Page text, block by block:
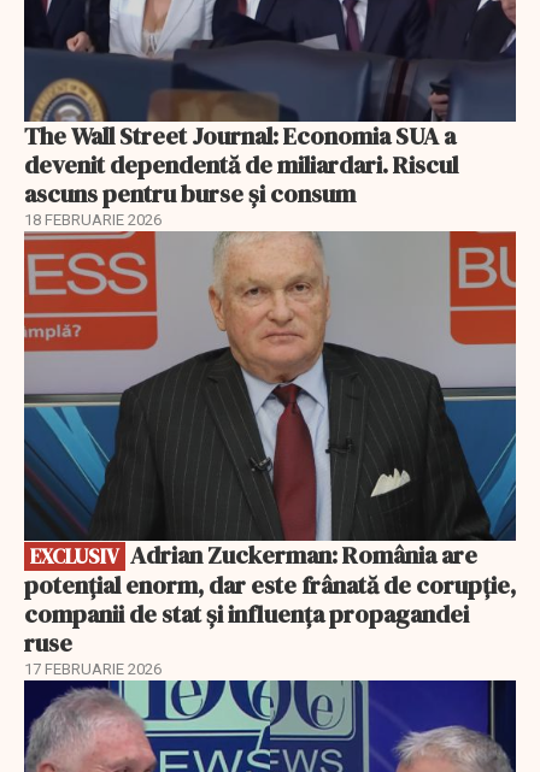
The Wall Street Journal: Economia SUA a
devenit dependentă de miliardari. Riscul
ascuns pentru burse și consum
18 FEBRUARIE 2026
EXCLUSIV
EXCLUSIV
potențial enorm, dar este frânată de corupție,
companii de stat și influența propagandei
ruse
17 FEBRUARIE 2026
EXCLUSIV